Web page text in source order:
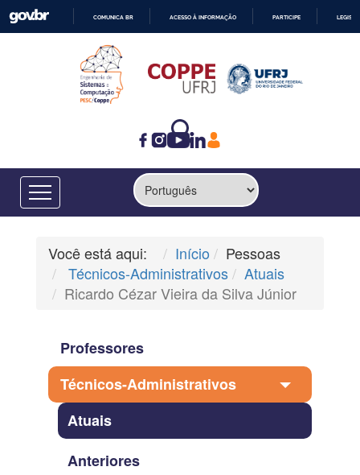
CONTEÚDO
COMUNICA BR ACESSO À INFORMAÇÃO PARTICIPE
Você está aqui: Início
Pessoas
Técnicos-Administrativos
Atuais
Ricardo Cézar Vieira da Silva Júnior
Professores
Técnicos-Administrativos
Atuais
Anteriores